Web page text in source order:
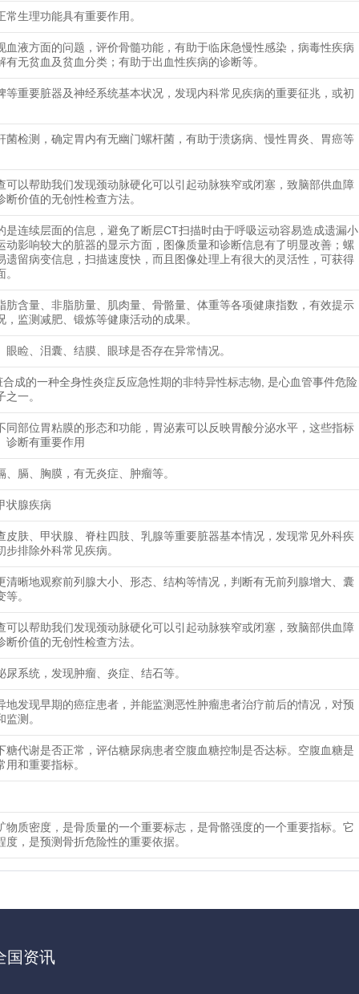
生理功能具有重要作用。
血液方面的问题，评价骨髓功能，有助于临床急慢性感染，病毒性疾病
有无贫血及贫血分类；有助于出血性疾病的诊断等。
等重要脏器及神经系统基本状况，发现内科常见疾病的重要征兆，或初
菌检测，确定胃内有无幽门螺杆菌，有助于溃疡病、慢性胃炎、胃癌等
可以帮助我们发现颈动脉硬化可以引起动脉狭窄或闭塞，致脑部供血障
价值的无创性检查方法。
是连续层面的信息，避免了断层CT扫描时由于呼吸运动容易造成遗漏小
动影响较大的脏器的显示方面，图像质量和诊断信息有了明显改善；螺
遗留病变信息，扫描速度快，而且图像处理上有很大的灵活性，可获得
肪含量、非脂肪量、肌肉量、骨骼量、体重等各项健康指数，有效提示
监测减肥、锻炼等健康活动的成果。
眼睑、泪囊、结膜、眼球是否存在异常情况。
成的一种全身性炎症反应急性期的非特异性标志物, 是心血管事件危险
一。
同部位胃粘膜的形态和功能，胃泌素可以反映胃酸分泌水平，这些指标
诊断有重要作用
膈、胸膜，有无炎症、肿瘤等。
状腺疾病
皮肤、甲状腺、脊柱四肢、乳腺等重要脏器基本情况，发现常见外科疾
排除外科常见疾病。
清晰地观察前列腺大小、形态、结构等情况，判断有无前列腺增大、囊
。
可以帮助我们发现颈动脉硬化可以引起动脉狭窄或闭塞，致脑部供血障
价值的无创性检查方法。
系统，发现肿瘤、炎症、结石等。
地发现早期的癌症患者，并能监测恶性肿瘤患者治疗前后的情况，对预
测。
糖代谢是否正常，评估糖尿病患者空腹血糖控制是否达标。空腹血糖是
和重要指标。
物质密度，是骨质量的一个重要标志，是骨骼强度的一个重要指标。它
，是预测骨折危险性的重要依据。
国资讯